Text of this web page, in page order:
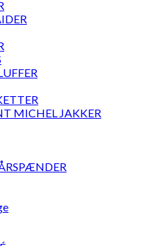
MICHEL JAKKER